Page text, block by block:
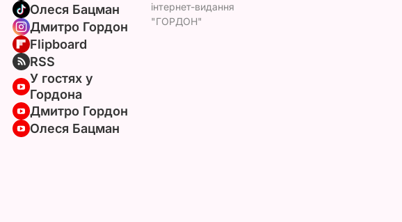
Олеся Бацман
Дмитро Гордон
Flipboard
RSS
У гостях у
Гордона
Дмитро Гордон
Олеся Бацман
інтернет-видання
"ГОРДОН"